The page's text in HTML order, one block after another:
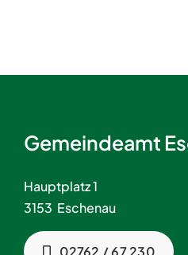
Gemeindeamt
Hauptplatz 1
3153 Eschenau
02762 / 67 230